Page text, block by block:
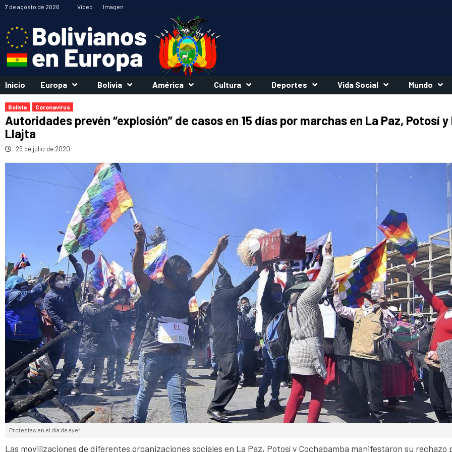
Saltar
contenido
7 de agosto de 2026 Vídeo Imagen
Inicio Europa Bolivia América Cultura Deportes Vida Social Mundo
Bolivia Coronavirus
Autoridades prevén “explosión” de casos en 15 días por marchas en La Paz, Potosí y
Llajta
29 de julio de 2020
Protestas en el día de ayer
Las movilizaciones de diferentes organizaciones sociales en La Paz, Potosí y Cochabamba manifestaron su rechazo